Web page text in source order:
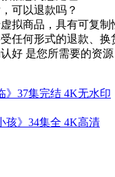
可以退款吗？
拟商品，具有可复制
任何形式的退款、换
好 是您所需要的资源
》37集完结 4K无水印
孩》34集全 4K高清